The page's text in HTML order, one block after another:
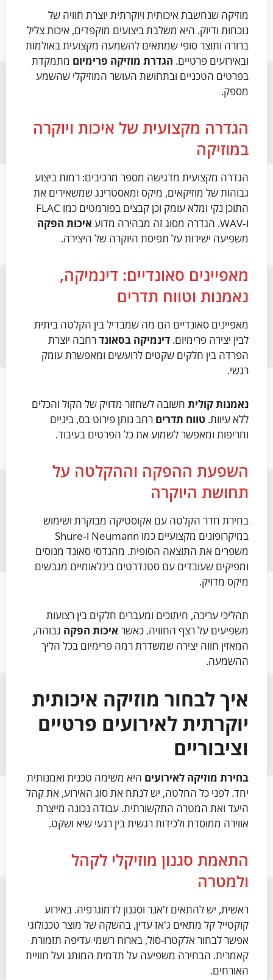
מוזיקה שנחשבת איכותית ויוקרתית יוצרת חוויה של
נוכחות ודיוק. היא משלבת ביצועים מוקפדים, איכות צליל
ברורה ותוצר סופי שמתאים להשמעה מקצועית באולמות
ובאירועים פרטיים. הגדרת מוזיקה פרימיום מתמקדת
בפרטים הטכניים ובתחושת העושר המוזיקלי שהשמע
מספק.
הגדרה מקצועית של איכות ויוקרה
במוזיקה
הגדרה מקצועית מדגישה מספר מרכיבים: רמות ביצוע
גבוהות של מוזיקאים, מיקס ומאסטרינג שמשאירים את
התוכן נקי ומלא עומק וכן קבצים בפורמטים כמו FLAC
ו‑WAV. הגדרה מסוג זה מבהירה מדוע
איכות הפקה
משפיעה ישירות על תפיסת היוקרה של היצירה.
מאפיינים סאונדיים: דינמיקה,
נאמנות וטווח תדרים
מאפיינים סאונדיים הם מה שמבדיל בין הקלטה ביתית
לבין יצירה פרימיום. דינמיקה בסאונדרחבה יוצרת
הפרדה בין חלקים שקטים לרועשים ומאפשרת עומק
רגשי.
נאמנות קולית חשובה לשחזור מדויק של הקול והכלים
ללא עיוות. טווח תדרים רחב נותן פירוט בס, ביניים
וחריפות ומאפשר לשמוע את כל הפרטים בעיבוד.
השפעת ההפקה וההקלטה על
תחושת היוקרה
בחירת חדר הקלטה עם אקוסטיקה מבוקרת ושימוש
במיקרופונים מקצועיים כמו Neumann ו‑Shure
משפרים את התוצאה הסופית. מהנדסי סאונד מנוסים
ומפיקים שעובדים עם סטנדרטים בינלאומיים מגבשים
מיקס מדויק.
תהליכי עריכה, חיתוכים ומעברים חלקים בין רצועות
משפיעים על רצף החוויה. כאשר איכות הפקה גבוהה,
המאזין חווה יצירה שמשדרת רמה פרימיום בכל הליך
ההשמעה.
איך לבחור מוזיקה איכותית
יוקרתית לאירועים פרטיים
וציבוריים
בחירת מוזיקה לאירועים היא משימה טכנית ואמנותית
יחד. לפני כל החלטה, יש לנתח את סוג האירוע, את קהל
היעד ואת המטרה התקשורתית. עבודה נכונה מייצרת
אווירה ממוסדת ולכידות רגשית בין רגעי שיא ושקט.
התאמת סגנון מוזיקלי לקהל
ולמטרה
ראשית, יש להתאים ז'אנר וסגנון לדמוגרפיה. באירוע
קוקטייל קל מתאים ג'אז עדין, בהשקה של מוצר טכנולוגי
אפשר לבחור אלקטרו-סול, בארוח רשמי עדיפה תזמורת
קאמרית. הבחירה משפיעה על תדמית המותג ועל חוויית
האורחים.